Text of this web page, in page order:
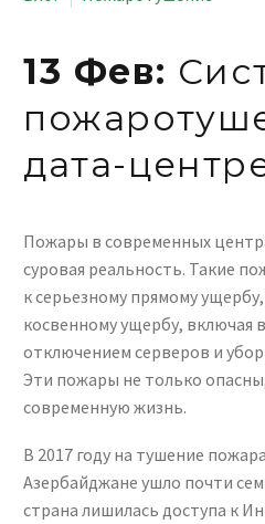
13 Фев:
дата-
Пожары в современных
суровая реальность. Такие
к серьезному прямому
косвенному ущербу, включая
отключением серверов и
Эти пожары не только
современную жизнь.
В 2017 году на тушение
Азербайджане ушло почти
страна лишилась доступа к